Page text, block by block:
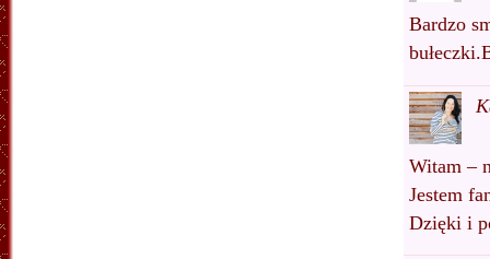
Bardzo
Witam –
Jestem
Dzięki i